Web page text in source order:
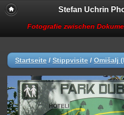
Stefan Uchrin
Fotografie zwischen
Startseite / Stippvisite / Omišalj